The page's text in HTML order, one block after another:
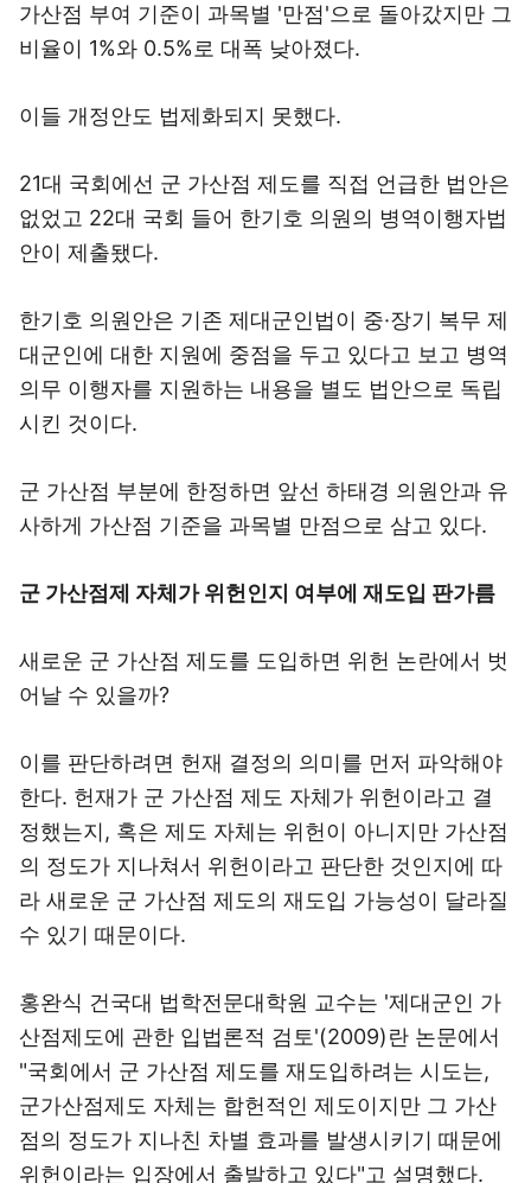
가산점 부여 기준이 과목별 '만점'으로 돌아갔지만 그
비율이 1%와 0.5%로 대폭 낮아졌다.
이들 개정안도 법제화되지 못했다.
21대 국회에선 군 가산점 제도를 직접 언급한 법안은
없었고 22대 국회 들어 한기호 의원의 병역이행자법
안이 제출됐다.
한기호 의원안은 기존 제대군인법이 중·장기 복무 제
대군인에 대한 지원에 중점을 두고 있다고 보고 병역
의무 이행자를 지원하는 내용을 별도 법안으로 독립
시킨 것이다.
군 가산점 부분에 한정하면 앞선 하태경 의원안과 유
사하게 가산점 기준을 과목별 만점으로 삼고 있다.
군 가산점제 자체가 위헌인지 여부에 재도입 판가름
새로운 군 가산점 제도를 도입하면 위헌 논란에서 벗
어날 수 있을까?
이를 판단하려면 헌재 결정의 의미를 먼저 파악해야
한다. 헌재가 군 가산점 제도 자체가 위헌이라고 결
정했는지, 혹은 제도 자체는 위헌이 아니지만 가산점
의 정도가 지나쳐서 위헌이라고 판단한 것인지에 따
라 새로운 군 가산점 제도의 재도입 가능성이 달라질
수 있기 때문이다.
홍완식 건국대 법학전문대학원 교수는 '제대군인 가
산점제도에 관한 입법론적 검토'(2009)란 논문에서
"국회에서 군 가산점 제도를 재도입하려는 시도는,
군가산점제도 자체는 합헌적인 제도이지만 그 가산
점의 정도가 지나친 차별 효과를 발생시키기 때문에
위헌이라는 입장에서 출발하고 있다"고 설명했다.